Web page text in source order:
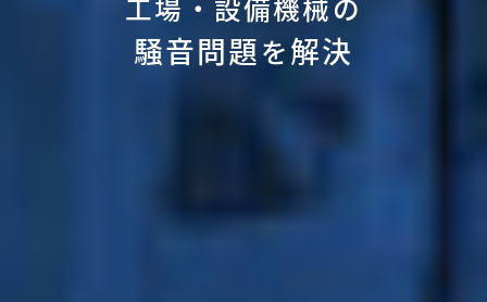
騒音問題を解決